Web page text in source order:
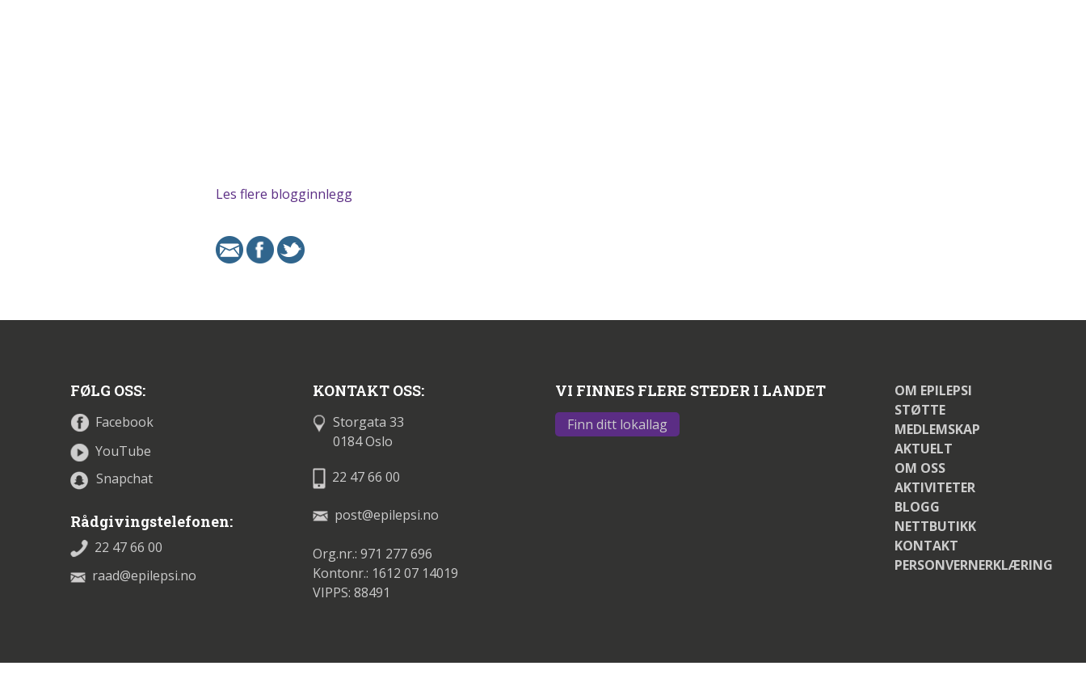
Les flere blogginnlegg
FØLG OSS:
Facebook
YouTube
Snapchat
Rådgivingstelefonen:
22 47 66 00
raad@epilepsi.no
KONTAKT OSS:
Storgata 33
0184 Oslo
22 47 66 00
post@epilepsi.no
Org.nr.: 971 277 696
Kontonr.: 1612 07 14019
VIPPS: 88491
VI FINNES FLERE STEDER I LANDET
Finn ditt lokallag
OM EPILEPSI
STØTTE
MEDLEMSKAP
AKTUELT
OM OSS
AKTIVITETER
BLOGG
NETTBUTIKK
KONTAKT
PERSONVERNERKLÆRING